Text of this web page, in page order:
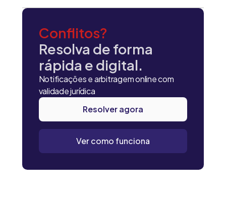
Conflitos?
Resolva de forma
rápida e digital.
Notificações e arbitragem online com
validade jurídica
Resolver agora
Ver como funciona